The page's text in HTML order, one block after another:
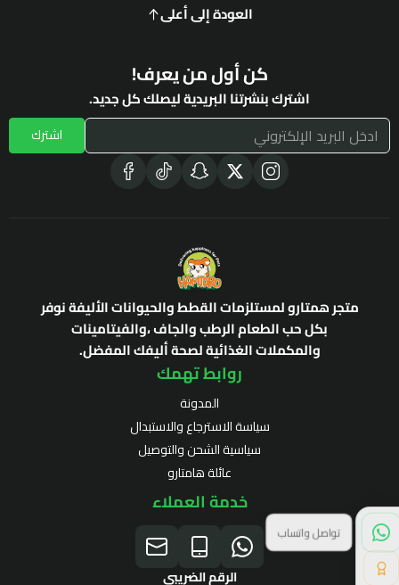
العودة إلى أعلى
كن أول من يعرف!
اشترك بنشرتنا البريدية ليصلك كل جديد.
اشترك
متجر همتارو لمستلزمات القطط والحيوانات الأليفة نوفر
بكل حب الطعام الرطب والجاف ،والفيتامينات
والمكملات الغذائية لصحة أليفك المفضل.
روابط تهمك
المدونة
سياسة الاسترجاع والاستبدال
سياسية الشحن والتوصيل
عائلة هامتارو
خدمة العملاء
الرقم الضريبي
تواصل واتساب